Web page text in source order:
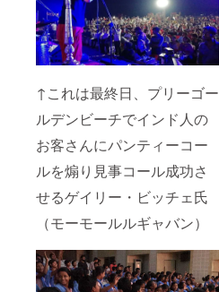
↑これは最終日、プリーゴー
ルデンビーチでインド人の
お客さんにパンティーコー
ルを煽り見事コール成功さ
せるゲイリー・ビッチェ氏
（モーモールルギャバン）